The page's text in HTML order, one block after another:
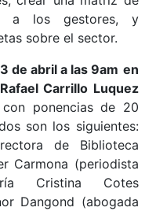
a los gestores, y
sobre el sector.
de abril a las 9am en
Carrillo Luquez
ponencias de 20
son los siguientes:
de Biblioteca
Carmona (periodista
Cristina Cotes
Dangond (abogada